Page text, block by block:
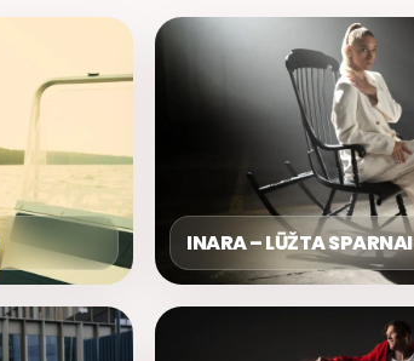
INARA – LŪŽTA SPARNAI